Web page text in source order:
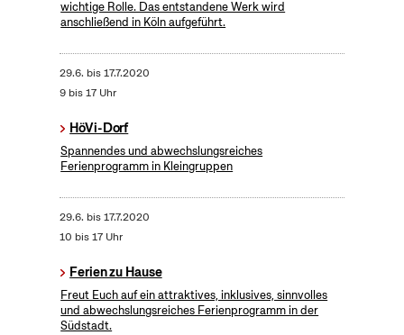
wichtige Rolle. Das entstandene Werk wird
anschließend in Köln aufgeführt.
29.6. bis17.7.2020
9 bis 17 Uhr
HöVi-Dorf
Spannendes und abwechslungsreiches
Ferienprogramm in Kleingruppen
29.6. bis17.7.2020
10 bis 17 Uhr
Ferien zu Hause
Freut Euch auf ein attraktives, inklusives, sinnvolles
und abwechslungsreiches Ferienprogramm in der
Südstadt.